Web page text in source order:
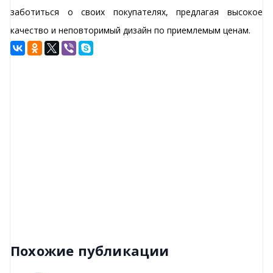
заботиться о своих покупателях, предлагая высокое
качество и неповторимый дизайн по приемлемым ценам.
Похожие публикации